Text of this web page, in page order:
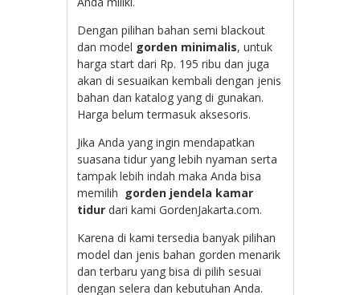
Dengan pilihan bahan semi blackout
dan model gorden minimalis, untuk
harga start dari Rp. 195 ribu dan juga
akan di sesuaikan kembali dengan jenis
bahan dan katalog yang di gunakan.
Harga belum termasuk aksesoris.
Jika Anda yang ingin mendapatkan
suasana tidur yang lebih nyaman serta
tampak lebih indah maka Anda bisa
memilih gorden jendela kamar
tidur dari kami GordenJakarta.com.
Karena di kami tersedia banyak pilihan
model dan jenis bahan gorden menarik
dan terbaru yang bisa di pilih sesuai
dengan selera dan kebutuhan Anda.